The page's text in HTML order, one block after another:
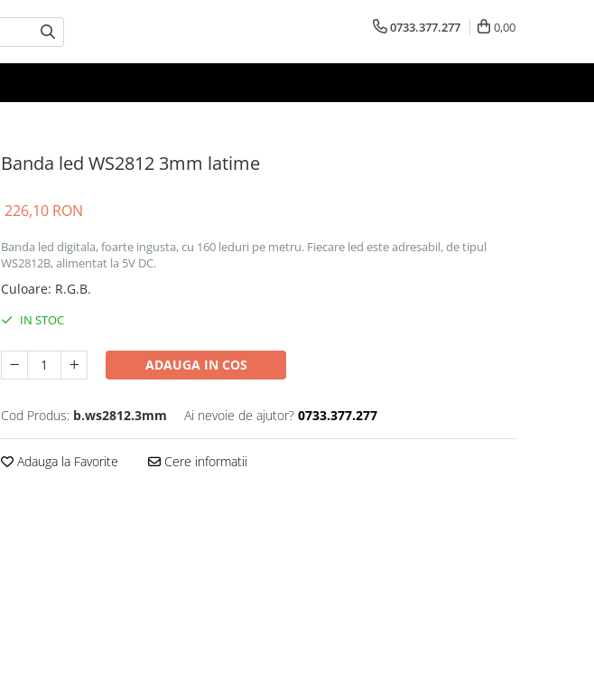
0733.377.277 0,00
Banda led WS2812 3mm latime
226,10 RON
Banda led digitala, foarte ingusta, cu 160 leduri pe metru. Fiecare led este adresabil, de tipul
WS2812B, alimentat la 5V DC.
Culoare: R.G.B.
IN STOC
ADAUGA IN COS
Cod Produs: b.ws2812.3mm Ai nevoie de ajutor? 0733.377.277
Adauga la Favorite Cere informatii